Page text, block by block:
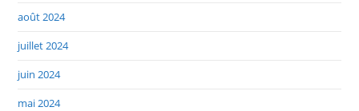
août 2024
juillet 2024
juin 2024
mai 2024